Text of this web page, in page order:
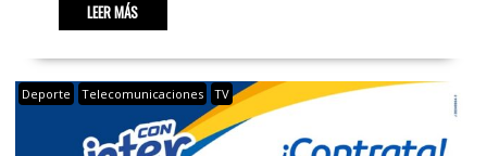
LEER MÁS
Deporte Telecomunicaciones TV